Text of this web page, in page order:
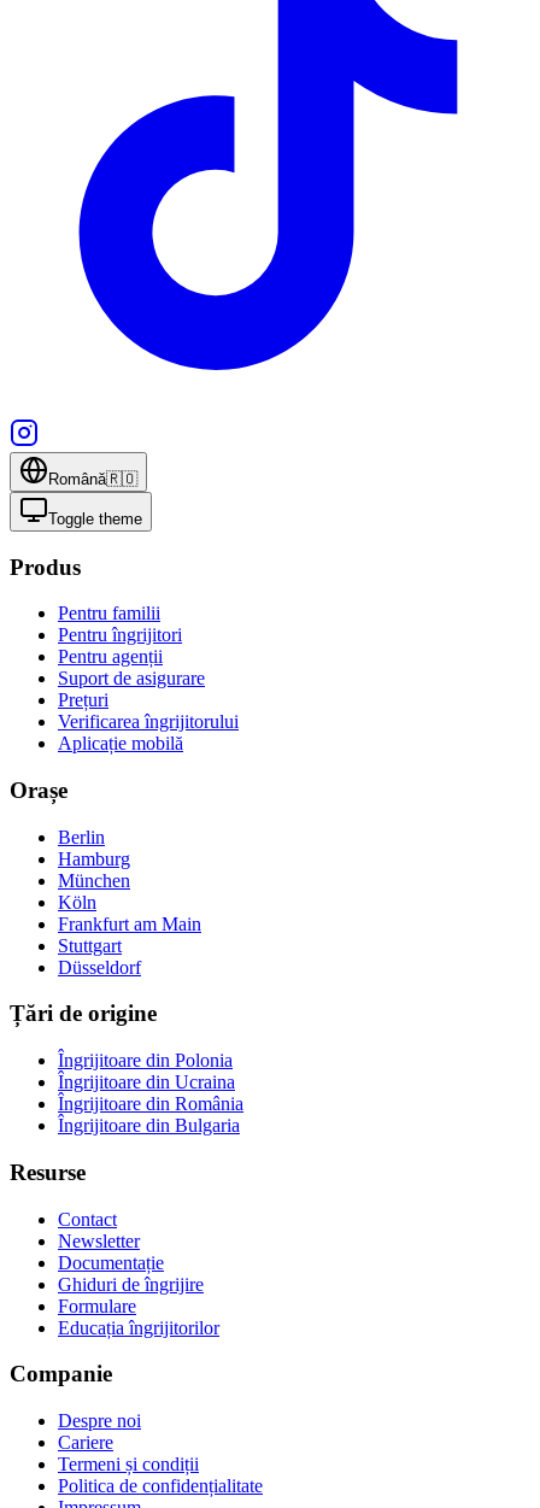
Română🇷🇴
Toggle theme
Produs
Pentru familii
Pentru îngrijitori
Pentru agenții
Suport de asigurare
Prețuri
Verificarea îngrijitorului
Aplicație mobilă
Orașe
Berlin
Hamburg
München
Köln
Frankfurt am Main
Stuttgart
Düsseldorf
Țări de origine
Îngrijitoare din Polonia
Îngrijitoare din Ucraina
Îngrijitoare din România
Îngrijitoare din Bulgaria
Resurse
Contact
Newsletter
Documentație
Ghiduri de îngrijire
Formulare
Educația îngrijitorilor
Companie
Despre noi
Cariere
Termeni și condiții
Politica de confidențialitate